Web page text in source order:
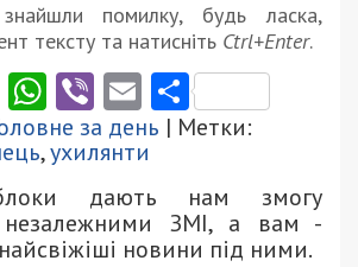
помилку, будь ласка,
тексту та натисніть Ctrl+Enter.
Twitter
WhatsApp
ViberEmail
за день | Метки:
,ухилянти
дають нам змогу
незалежними ЗМІ, а вам -
новини під ними.